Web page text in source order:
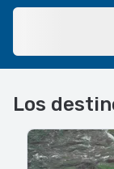
Los